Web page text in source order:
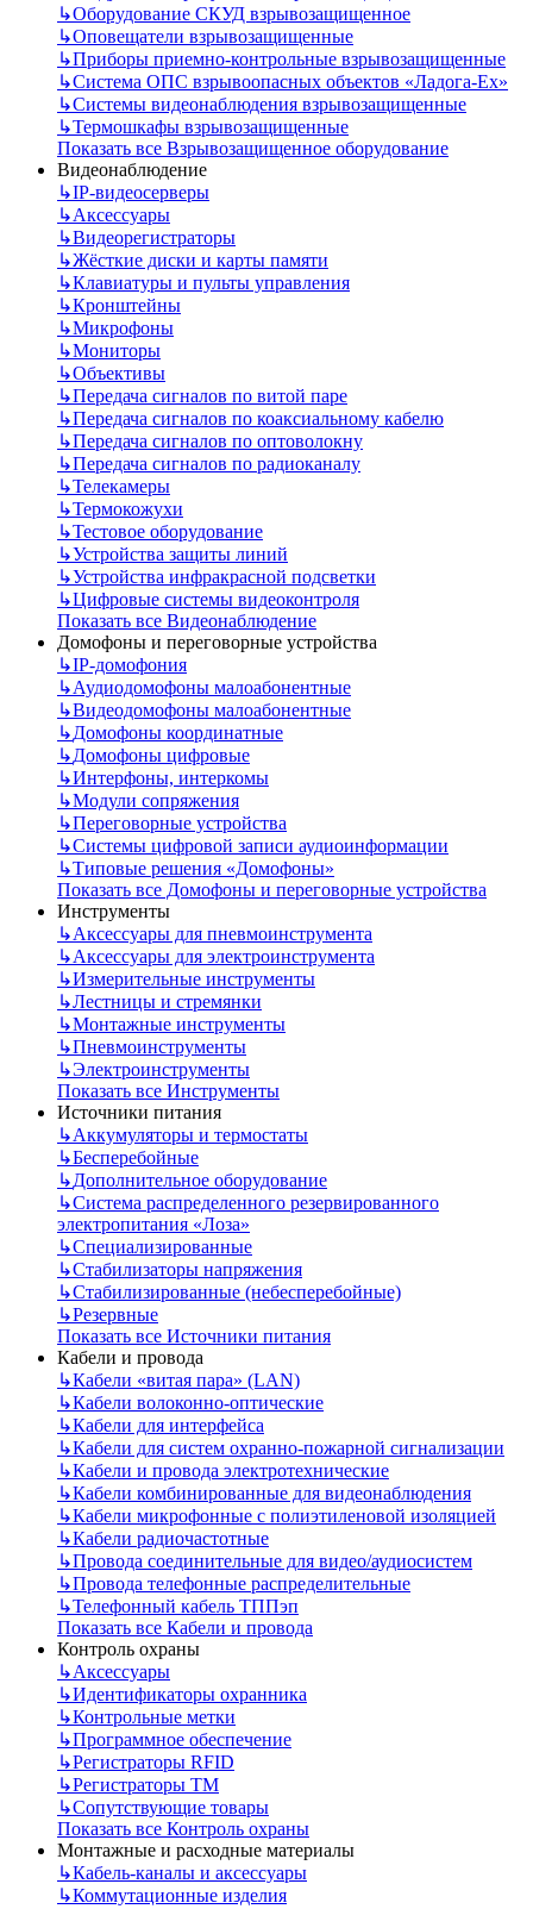
↳Оборудование СКУД взрывозащищенное
↳Оповещатели взрывозащищенные
↳Приборы приемно-контрольные взрывозащищенные
↳Система ОПС взрывоопасных объектов «Ладога-Ex»
↳Системы видеонаблюдения взрывозащищенные
↳Термошкафы взрывозащищенные
Показать все Взрывозащищенное оборудование
Видеонаблюдение
↳IP-видеосерверы
↳Аксессуары
↳Видеорегистраторы
↳Жёсткие диски и карты памяти
↳Клавиатуры и пульты управления
↳Кронштейны
↳Микрофоны
↳Мониторы
↳Объективы
↳Передача сигналов по витой паре
↳Передача сигналов по коаксиальному кабелю
↳Передача сигналов по оптоволокну
↳Передача сигналов по радиоканалу
↳Телекамеры
↳Термокожухи
↳Тестовое оборудование
↳Устройства защиты линий
↳Устройства инфракрасной подсветки
↳Цифровые системы видеоконтроля
Показать все Видеонаблюдение
Домофоны и переговорные устройства
↳IP-домофония
↳Аудиодомофоны малоабонентные
↳Видеодомофоны малоабонентные
↳Домофоны координатные
↳Домофоны цифровые
↳Интерфоны, интеркомы
↳Модули сопряжения
↳Переговорные устройства
↳Системы цифровой записи аудиоинформации
↳Типовые решения «Домофоны»
Показать все Домофоны и переговорные устройства
Инструменты
↳Аксессуары для пневмоинструмента
↳Аксессуары для электроинструмента
↳Измерительные инструменты
↳Лестницы и стремянки
↳Монтажные инструменты
↳Пневмоинструменты
↳Электроинструменты
Показать все Инструменты
Источники питания
↳Аккумуляторы и термостаты
↳Бесперебойные
↳Дополнительное оборудование
↳Система распределенного резервированного
электропитания «Лоза»
↳Специализированные
↳Стабилизаторы напряжения
↳Стабилизированные (небесперебойные)
↳Резервные
Показать все Источники питания
Кабели и провода
↳Кабели «витая пара» (LAN)
↳Кабели волоконно-оптические
↳Кабели для интерфейса
↳Кабели для систем охранно-пожарной сигнализации
↳Кабели и провода электротехнические
↳Кабели комбинированные для видеонаблюдения
↳Кабели микрофонные с полиэтиленовой изоляцией
↳Кабели радиочастотные
↳Провода соединительные для видео/аудиосистем
↳Провода телефонные распределительные
↳Телефонный кабель ТППэп
Показать все Кабели и провода
Контроль охраны
↳Аксессуары
↳Идентификаторы охранника
↳Контрольные метки
↳Программное обеспечение
↳Регистраторы RFID
↳Регистраторы ТМ
↳Сопутствующие товары
Показать все Контроль охраны
Монтажные и расходные материалы
↳Кабель-каналы и аксессуары
↳Коммутационные изделия